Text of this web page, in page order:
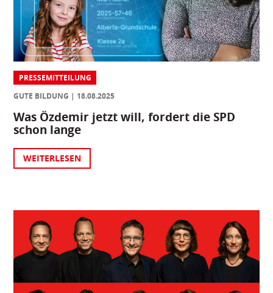
PRESSEMITTEILUNG
GUTE BILDUNG
18.08.2025
Was Özdemir jetzt will, fordert die SPD
schon lange
WEITERLESEN